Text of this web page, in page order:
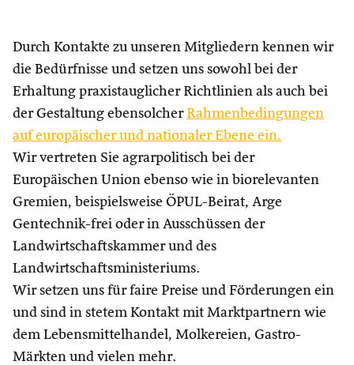
Durch Kontakte zu unseren Mitgliedern kennen wir
die Bedürfnisse und setzen uns sowohl bei der
Erhaltung praxistauglicher Richtlinien als auch bei
der Gestaltung ebensolcher Rahmenbedingungen
auf europäischer und nationaler Ebene ein.
Wir vertreten Sie agrarpolitisch bei der
Europäischen Union ebenso wie in biorelevanten
Gremien, beispielsweise ÖPUL-Beirat, Arge
Gentechnik-frei oder in Ausschüssen der
Landwirtschaftskammer und des
Landwirtschaftsministeriums.
Wir setzen uns für faire Preise und Förderungen ein
und sind in stetem Kontakt mit Marktpartnern wie
dem Lebensmittelhandel, Molkereien, Gastro-
Märkten und vielen mehr.